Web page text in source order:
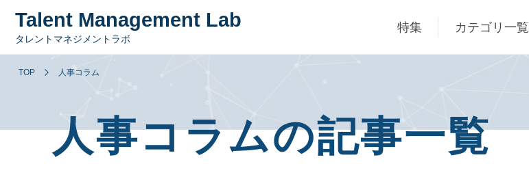
Talent Management Lab
タレントマネジメントラボ
特集 カテゴリ一覧
TOP 人事コラム
人事コラムの記事一覧